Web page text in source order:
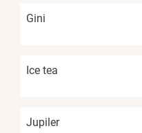
Gini
Ice tea
Jupiler